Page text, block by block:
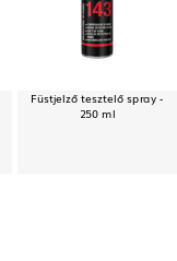
Füstjelző tesztelő spray -
250 ml